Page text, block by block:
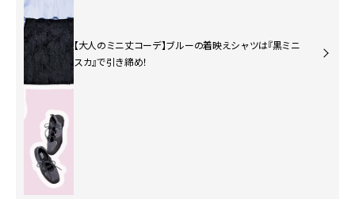
【大人のミニ丈コーデ】ブルーの着映えシャツは『黒ミニ
スカ』で引き締め！